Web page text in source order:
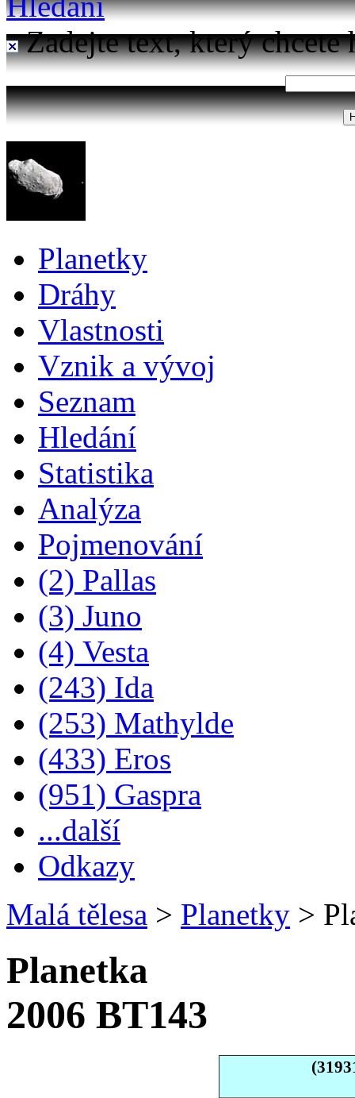
Zadejte text, který chcete
Planetky
Dráhy
Vlastnosti
Vznik a vývoj
Seznam
Hledání
Statistika
Analýza
Pojmenování
(2) Pallas
(3) Juno
(4) Vesta
(243) Ida
(253) Mathylde
(433) Eros
(951) Gaspra
...další
Odkazy
Malá tělesa > Planetky >
Planetka
2006 BT143